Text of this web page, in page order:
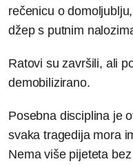
rečenicu o
džep s putnim
Ratovi su završili, ali
demobilizirano.
Posebna disciplina je
svaka tragedija mora
Nema više pijeteta